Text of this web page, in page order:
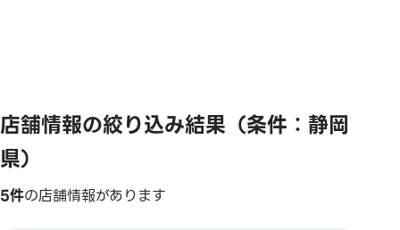
店舗情報の絞り込み結果（条件：静岡
県）
5件の店舗情報があります